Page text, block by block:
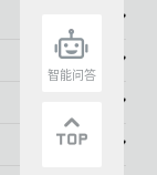
智能问答